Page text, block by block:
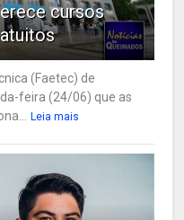
cursos
(Faetec) de
feira (24/06) que as
Leia mais